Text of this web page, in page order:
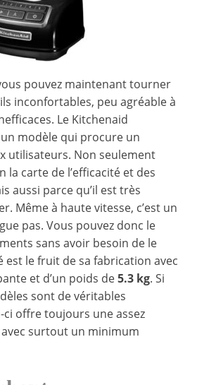
pouvez maintenant tourner
inconfortables, peu agréable à
Le Kitchenaid
un modèle qui procure un
utilisateurs. Non seulement
la carte de l’efficacité et des
aussi parce qu’il est très
Même à haute vitesse, c’est un
pas. Vous pouvez donc le
sans avoir besoin de le
est le fruit de sa fabrication avec
et d’un poids de5.3 kg. Si
sont de véritables
offre toujours une assez
surtout un minimum